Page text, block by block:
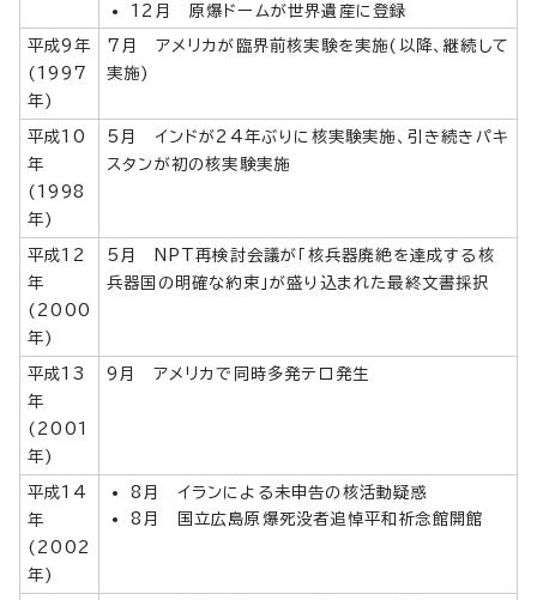
12月 原爆ドームが世界遺産に登録
平成9年
(1997
年)
7月 アメリカが臨界前核実験を実施(以降、継続して
実施)
平成10
年
(1998
年)
5月 インドが24年ぶりに核実験実施、引き続きパキ
スタンが初の核実験実施
平成12
年
(2000
年)
5月 NPT再検討会議が「核兵器廃絶を達成する核
兵器国の明確な約束」が盛り込まれた最終文書採択
平成13
年
(2001
年)
9月 アメリカで同時多発テロ発生
平成14
年
(2002
年)
8月 イランによる未申告の核活動疑惑
8月 国立広島原爆死没者追悼平和祈念館開館